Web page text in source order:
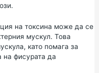
на токсина може да се
мускул. Това
като помага за
на фисурата да